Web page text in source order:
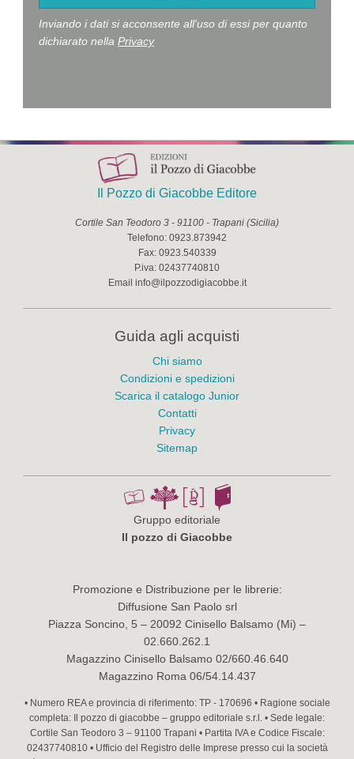
Inviando i dati si acconsente all'uso di essi per quanto
dichiarato nellaPrivacy
Il Pozzo di Giacobbe Editore
Cortile San Teodoro 3 - 91100 - Trapani (Sicilia)
Telefono: 0923.873942
Fax: 0923.540339
P.iva: 02437740810
Email info@ilpozzodigiacobbe.it
Guida agli acquisti
Chi siamo
Condizioni e spedizioni
Scarica il catalogo Junior
Contatti
Privacy
Sitemap
Gruppo editoriale
Il pozzo di Giacobbe
Promozione e Distribuzione per le librerie:
Diffusione San Paolo srl
Piazza Soncino, 5 – 20092 Cinisello Balsamo (Mi) –
02.660.262.1
Magazzino Cinisello Balsamo 02/660.46.640
Magazzino Roma 06/54.14.437
• Numero REA e provincia di riferimento: TP - 170696 • Ragione sociale
completa: Il pozzo di giacobbe – gruppo editoriale s.r.l. • Sede legale:
Cortile San Teodoro 3 – 91100 Trapani • Partita IVA e Codice Fiscale:
02437740810 • Ufficio del Registro delle Imprese presso cui la società